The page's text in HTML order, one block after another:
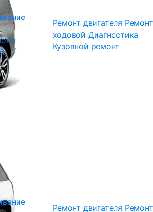
Ремонт двигателя Ремонт
ходовой Диагностика
Кузовной ремонт
Ремонт двигателя Ремонт